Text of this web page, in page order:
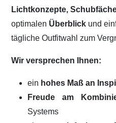
Lichtkonzepte,
optimalen Überblick und
tägliche Outfitwahl zum
Wir versprechen Ihnen:
ein hohes Maß an
Freude am
Systems